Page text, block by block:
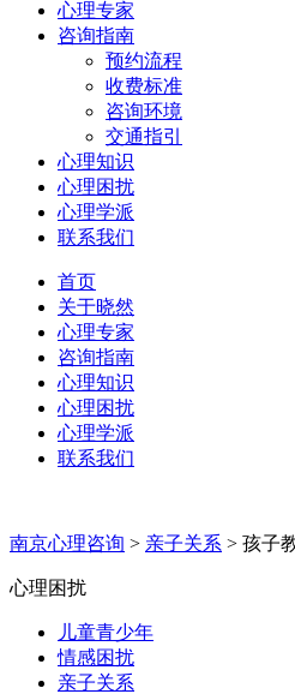
心理专家
咨询指南
预约流程
收费标准
咨询环境
交通指引
心理知识
心理困扰
心理学派
联系我们
首页
关于晓然
心理专家
咨询指南
心理知识
心理困扰
心理学派
联系我们
南京心理咨询 > 亲子关系 > 孩子
心理困扰
儿童青少年
情感困扰
亲子关系